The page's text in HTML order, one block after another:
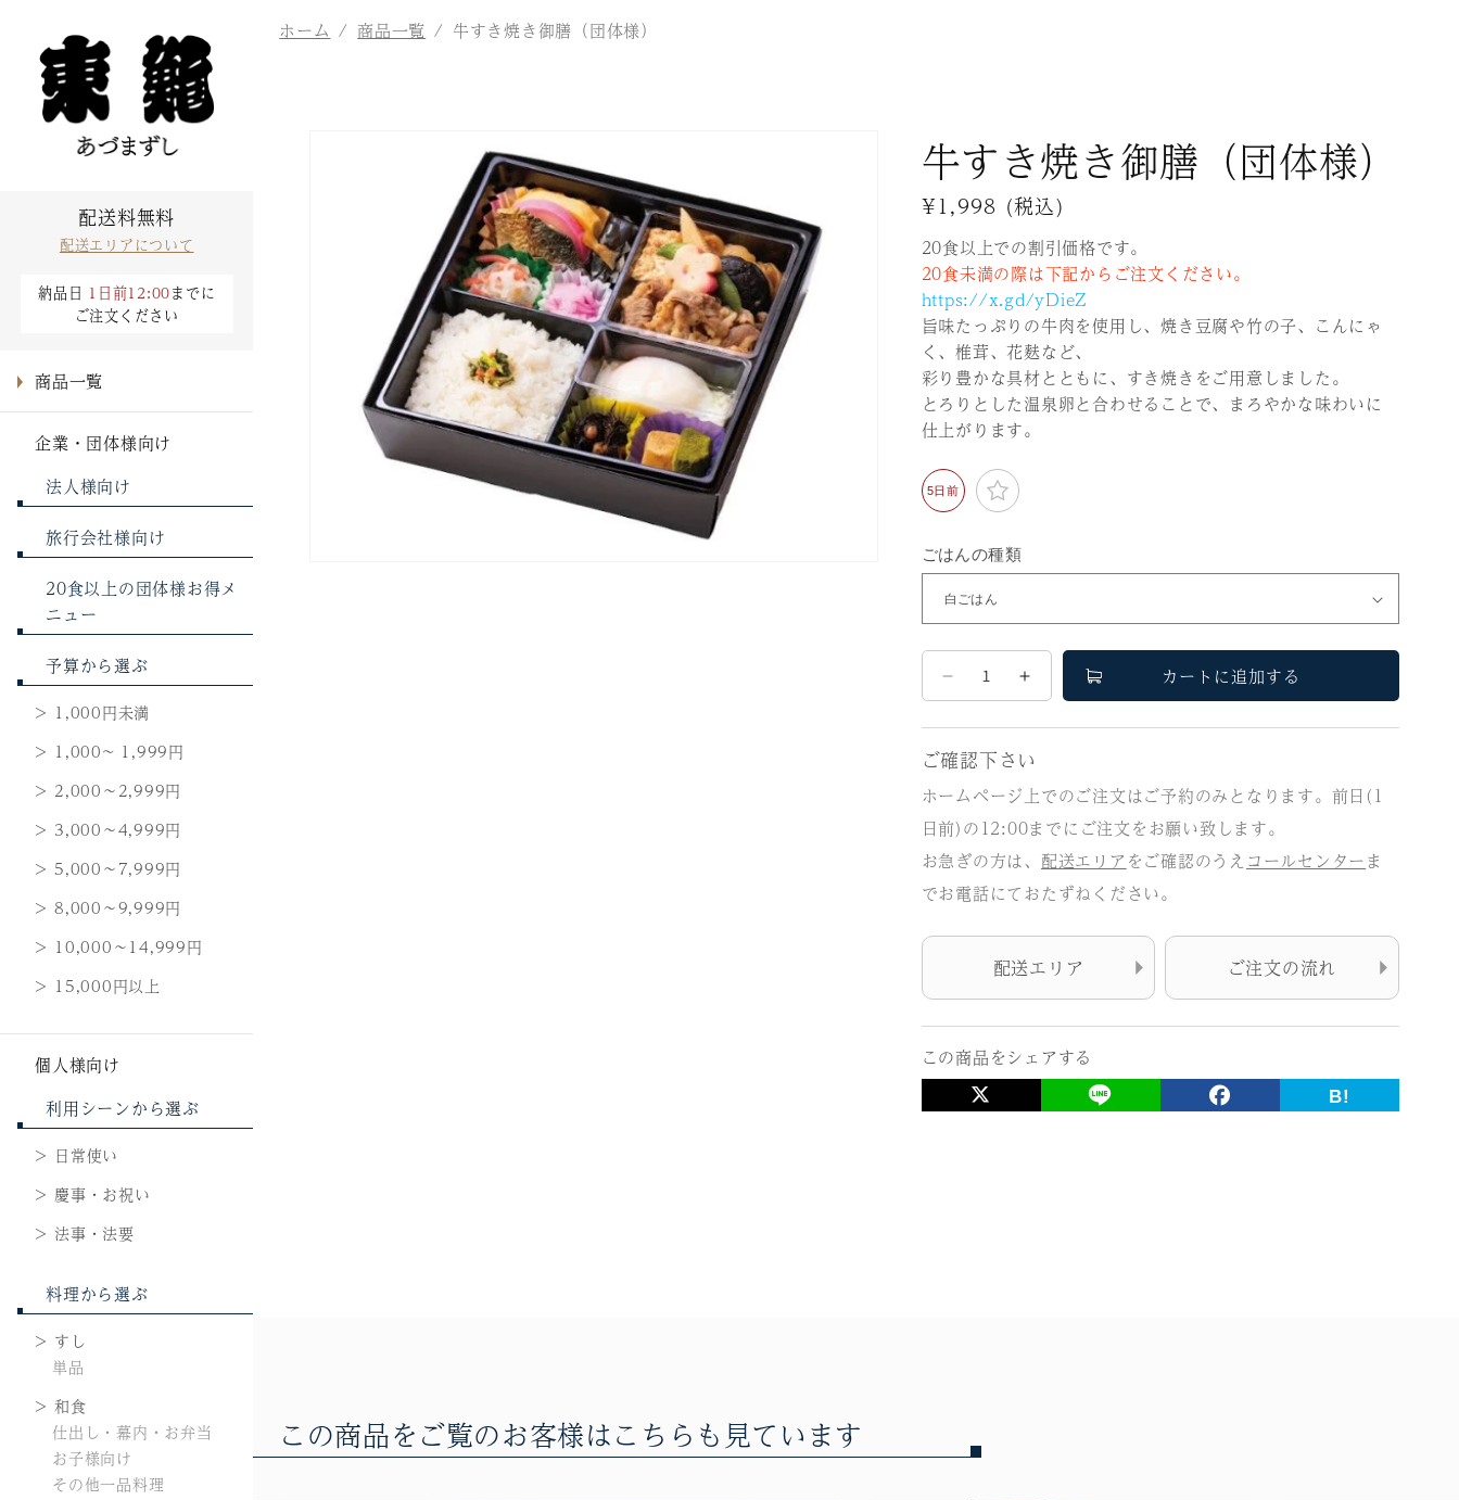
進む
配送料無料
配送エリアについて
納品日 1日前12:00までに
ご注文ください
商品一覧
企業・団体様向け
法人様向け
旅行会社様向け
20食以上の団体様お得メ
ニュー
予算から選ぶ
1,000円未満
1,000~ 1,999円
2,000～2,999円
3,000～4,999円
5,000～7,999円
8,000～9,999円
10,000～14,999円
15,000円以上
個人様向け
利用シーンから選ぶ
日常使い
慶事・お祝い
法事・法要
料理から選ぶ
すし
単品
和食
仕出し・幕内・お弁当
お子様向け
その他一品料理
ホーム 商品一覧 牛すき焼き御膳（団体様）
牛すき焼き御膳（団体様）
通
常
価
格
¥1,998 (税込)
20食以上での割引価格です。
20食未満の際は下記からご注文ください。
https://x.gd/yDieZ
旨味たっぷりの牛肉を使用し、焼き豆腐や竹の子、こんにゃ
く、椎茸、花麩など、
彩り豊かな具材とともに、すき焼きをご用意しました。
とろりとした温泉卵と合わせることで、まろやかな味わいに
仕上がります。
5日前
ごはんの種類
す
き
き
御
膳
（団
体
の
数
量
を
減
牛
す
き
焼
き
御
膳
（団
体
様）
の
数
量
を
増
カートに追加する
ご確認下さい
ホームページ上でのご注文はご予約のみとなります。前日(1
日前)の12:00までにご注文をお願い致します。
お急ぎの方は、 配送エリア をご確認のうえ コールセンターま
でお電話にておたずねください。
配送エリア ご注文の流れ
この商品をシェアする
B!
この商品をご覧のお客様はこちらも見ています